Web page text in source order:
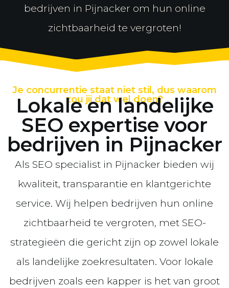
bedrijven in Pijnacker om hun online
zichtbaarheid te vergroten!
Je concurrentie staat niet stil, dus waarom
zou jij dat wel doen?
Lokale en landelijke
SEO expertise voor
bedrijven in Pijnacker
Als SEO specialist in Pijnacker bieden wij
kwaliteit, transparantie en klantgerichte
service. Wij helpen bedrijven hun online
zichtbaarheid te vergroten, met SEO-
strategieën die gericht zijn op zowel lokale
als landelijke zoekresultaten. Voor lokale
bedrijven zoals een kapper is het van groot